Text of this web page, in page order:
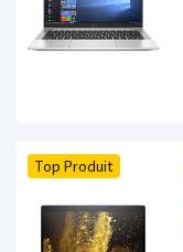
Top Produit